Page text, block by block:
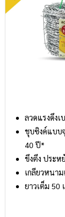
ลวดแรงดึงเ
ชุบซิงค์แบบ
40 ปี*
ขึงตึง ประห
เกลียวหนา
ยาวเต็ม 50